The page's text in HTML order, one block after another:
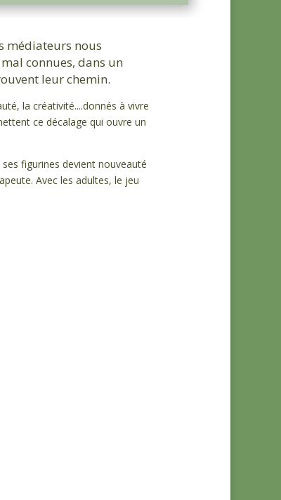
médiateurs nous
connues, dans un
leur chemin.
la créativité....donnés à vivre
ce décalage qui ouvre un
figurines devient nouveauté
Avec les adultes, le jeu